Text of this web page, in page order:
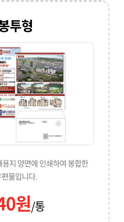
투형
지 양면에 인쇄하여 봉합한
물입니다.
원/통